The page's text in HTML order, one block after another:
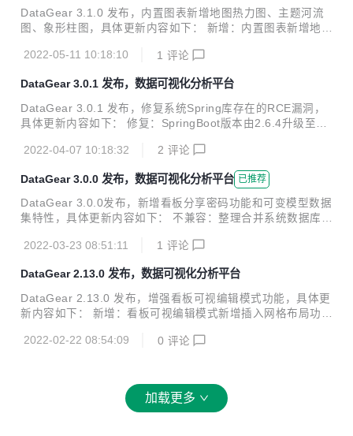
强系统安全性； 新增：SQL数据集新增SQL防注入配置，增
强系统安全性； 新增：登录需填写验证码，并限制登录尝试次
全性； 修复：修复数据导出SQL会添加...
DataGear 3.1.0 发布，内置图表新增地图热力图、主题河流
图、象形柱图，具体更新内容如下： 新增：内置图表新增地图
arousel.enable="auto"配置项，可设置仅在表格高度溢出时
数，弃用类似功能的旧函数； 新增：图表JS对象新增original
DataIndex()、originalDataIndexes()函数，弃用类似功能的
旧函数； 新增：图表JS对象新增eventOriginalDataIndex()函
数，弃用类似功能的旧函数； 新增：图表...
2022-05-11 10:18:10 1 评论
DataGear 3.0.1 发布，数据可视化分析平台
DataGear 3.0.1 发布，修复系统Spring库存在的RCE漏洞，
具体更新内容如下： 修复：SpringBoot版本由2.6.4升级至2.
DataGear是一款开源免费的数据可视化分析平台，支持自由
制作任何您想要的数据可视化看板。 官网地址：http://www.d
atagear.tech 源码地址： Gitee：https://gitee.com/datagea
r/datagear Github：https://github.com/datageartech/datag
ear 大屏模板地址：https://gite...
2022-04-07 10:18:32 2 评论
DataGear 3.0.0 发布，数据可视化分析平台 已推荐
DataGear 3.0.0发布，新增看板分享密码功能和可变模型数据
集特性，具体更新内容如下： 不兼容：整理合并系统数据库脚
享看板新增设置密码功能，设置后访问看板需进行密码确认；
元素属性功能; 新增：看板可视编辑模式新增插入文本标签功
能； 新增：看板图表主题新增titleTheme、legendTheme属
性，新增用于设置字体大小的fontSize属性； 新增：数据集新
据结构不固定的数据集； 修复：修复未授权...
2022-03-23 08:51:11 1 评论
DataGear 2.13.0 发布，数据可视化分析平台
DataGear 2.13.0 发布，增强看板可视编辑模式功能，具体更
新内容如下： 新增：看板可视编辑模式新增插入网格布局功
可视编辑模式新增插入图片、超链接、视频功能； 新增：看板
增：看板可视编辑模式新增设置边框、网格/弹性样式属性、样
式类名等功能； 新增：看板可视编辑模式新增显示选中元素节
2022-02-22 08:54:09 0 评论
加载更多